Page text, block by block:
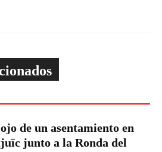
de un asentamiento en
junto a la Ronda del